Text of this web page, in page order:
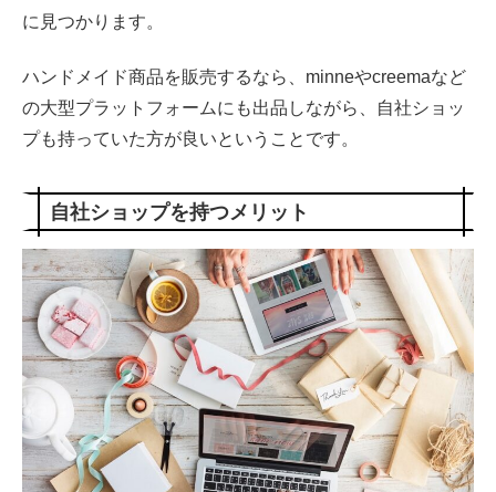
に見つかります。
ハンドメイド商品を販売するなら、minneやcreemaなど
の大型プラットフォームにも出品しながら、自社ショッ
プも持っていた方が良いということです。
自社ショップを持つメリット